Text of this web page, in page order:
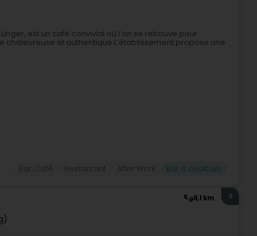
est un café convivial où l’on se retrouve pour
et authentique.L’établissement propose une
9,1 km 4